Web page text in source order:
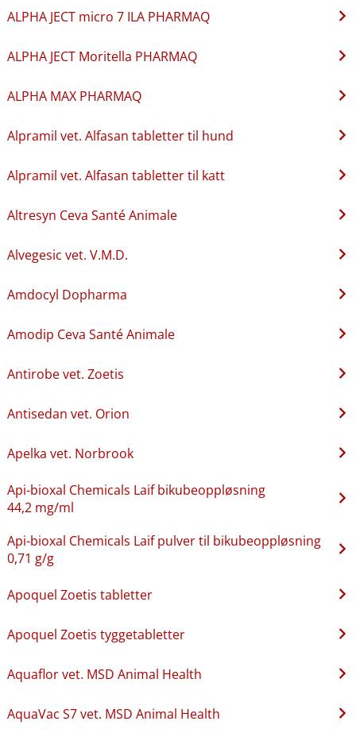
ALPHA JECT micro 7 ILA PHARMAQ
ALPHA JECT Moritella PHARMAQ
ALPHA MAX PHARMAQ
Alpramil vet. Alfasan tabletter til hund
Alpramil vet. Alfasan tabletter til katt
Altresyn Ceva Santé Animale
Alvegesic vet. V.M.D.
Amdocyl Dopharma
Amodip Ceva Santé Animale
Antirobe vet. Zoetis
Antisedan vet. Orion
Apelka vet. Norbrook
Api-bioxal Chemicals Laif bikubeoppløsning
44,2 mg/ml
Api-bioxal Chemicals Laif pulver til bikubeoppløsning
0,71 g/g
Apoquel Zoetis tabletter
Apoquel Zoetis tyggetabletter
Aquaflor vet. MSD Animal Health
AquaVac S7 vet. MSD Animal Health